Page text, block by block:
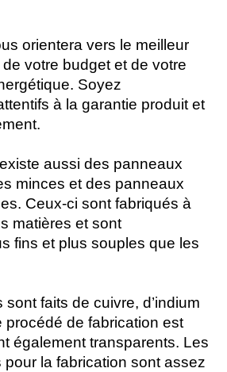
orientera vers le meilleur
votre budget et de votre
Soyez
à la garantie produit et
aussi des panneaux
minces et des panneaux
Ceux-ci sont fabriqués à
matières et sont
fins et plus souples que les
faits de cuivre, d’indium
procédé de fabrication est
également transparents. Les
pour la fabrication sont assez